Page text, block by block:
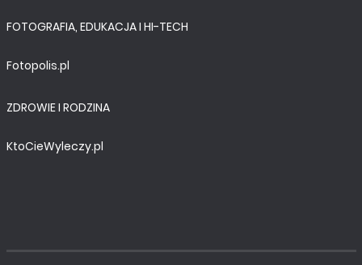
FOTOGRAFIA, EDUKACJA I HI-TECH
Fotopolis.pl
ZDROWIE I RODZINA
KtoCieWyleczy.pl